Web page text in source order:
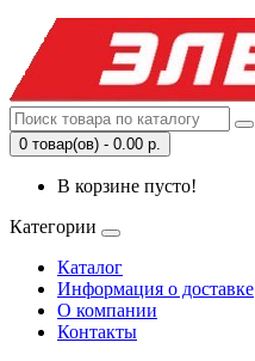
0 товар(ов) - 0.00 р.
В корзине пусто!
Категории
Каталог
Информация о доставке
О компании
Контакты